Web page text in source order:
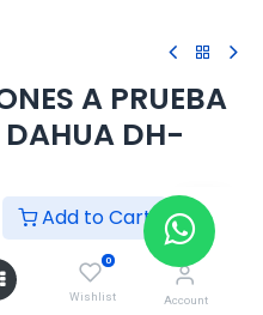
Add to Cart
0
Wishlist Account
A PRUEBA
DAHUA DH-
al carrito